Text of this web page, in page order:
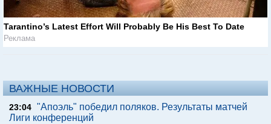
Tarantino’s Latest Effort Will Probably Be His Best To Date
Реклама
ВАЖНЫЕ НОВОСТИ
23:04 "Апоэль" победил поляков. Результаты матчей
Лиги конференций